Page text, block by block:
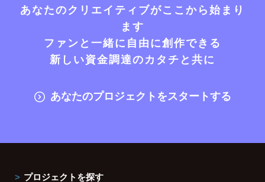
あなたのクリエイティブがここから始まり
ます
ファンと一緒に自由に創作できる
新しい資金調達のカタチと共に
あなたのプロジェクトをスタートする
プロジェクトを探す